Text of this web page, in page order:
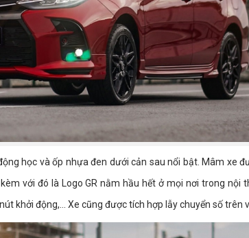
học và ốp nhựa đen dưới cản sau nổi bật. Mâm xe
với đó là Logo GR nằm hầu hết ở mọi nơi trong nội
khởi động,... Xe cũng được tích hợp lẫy chuyển số trên